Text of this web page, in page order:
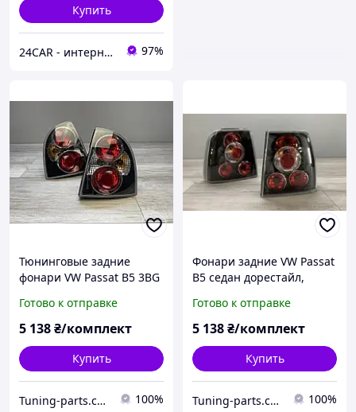
Купить
24CAR - интернет магазин запчастей и аксессуаров 97%
Тюнинговые задние
фонари VW Passat B5 3BG
Готово к отправке
5 138₴/комплект
Купить
Tuning-parts.com.ua 100%
Фонари задние VW Passat
B5 седан дорестайл,
Готово к отправке
5 138₴/комплект
Купить
Tuning-parts.com.ua 100%